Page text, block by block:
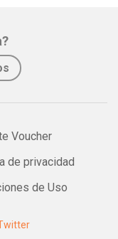
Voucher
de privacidad
de Uso